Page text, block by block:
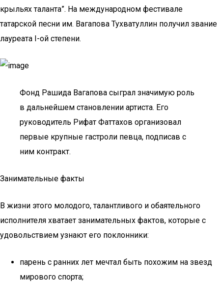
крыльях таланта”. На международном фестивале
татарской песни им. Вагапова Тухватуллин получил звание
лауреата I-ой степени.
Фонд Рашида Вагапова сыграл значимую роль
в дальнейшем становлении артиста. Его
руководитель Рифат Фаттахов организовал
первые крупные гастроли певца, подписав с
ним контракт.
Занимательные факты
В жизни этого молодого, талантливого и обаятельного
исполнителя хватает занимательных фактов, которые с
удовольствием узнают его поклонники:
парень с ранних лет мечтал быть похожим на звезд
мирового спорта;